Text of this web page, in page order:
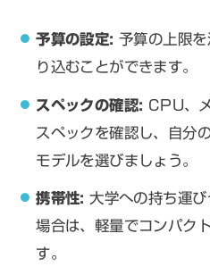
予算の設定: 予算の上限
り込むことができます。
スペックの確認: CPU、
スペックを確認し、自分
モデルを選びましょう。
携帯性: 大学への持ち運
場合は、軽量でコンパク
す。